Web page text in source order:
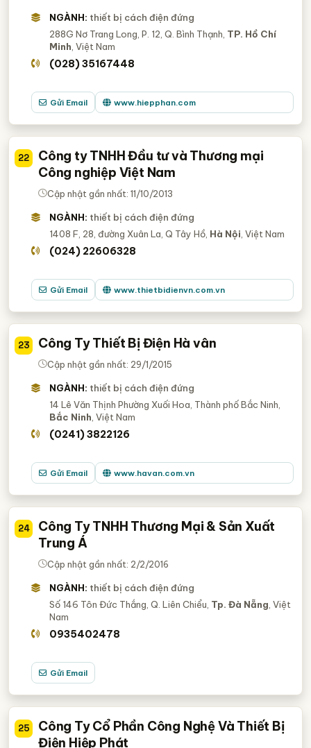
NGÀNH: thiết bị cách điện đứng
288G Nơ Trang Long, P. 12, Q. Bình Thạnh, TP. Hồ Chí
Minh , Việt Nam
(028) 35167448
Gửi Email www.hiepphan.com
22
Công ty TNHH Đầu tư và Thương mại
Công nghiệp Việt Nam
Cập nhật gần nhất: 11/10/2013
NGÀNH: thiết bị cách điện đứng
1408 F, 28, đường Xuân La, Q Tây Hồ, Hà Nội , Việt Nam
(024) 22606328
Gửi Email www.thietbidienvn.com.vn
23 Công Ty Thiết Bị Điện Hà vân
Cập nhật gần nhất: 29/1/2015
NGÀNH: thiết bị cách điện đứng
14 Lê Văn Thịnh Phường Xuối Hoa, Thành phố Bắc Ninh,
Bắc Ninh , Việt Nam
(0241) 3822126
Gửi Email www.havan.com.vn
24
Công Ty TNHH Thương Mại & Sản Xuất
Trung Á
Cập nhật gần nhất: 2/2/2016
NGÀNH: thiết bị cách điện đứng
Số 146 Tôn Đức Thắng, Q. Liên Chiểu, Tp. Đà Nẵng , Việt
Nam
0935402478
Gửi Email
25
Công Ty Cổ Phần Công Nghệ Và Thiết Bị
Điện Hiệp Phát